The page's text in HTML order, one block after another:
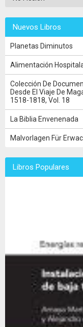
Nuevos Libros
Planetas Diminutos
Alimentación
Colección De
Desde El Viaje De
1518-1818, Vol. 18
La Biblia Envenenada
Malvorlagen Für
Libros Populares